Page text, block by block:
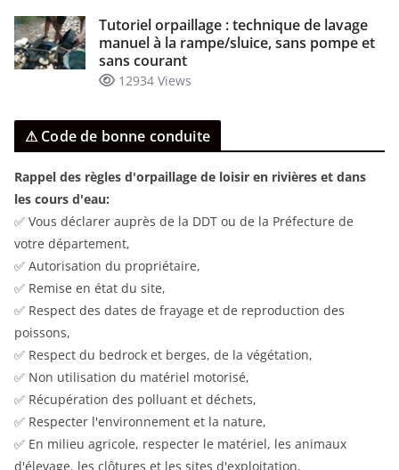
Tutoriel orpaillage : technique de lavage
manuel à la rampe/sluice, sans pompe et
sans courant
12934 Views
⚠ Code de bonne conduite
Rappel des règles d'orpaillage de loisir en rivières et dans
les cours d'eau:
✅ Vous déclarer auprès de la DDT ou de la Préfecture de
votre département,
✅ Autorisation du propriétaire,
✅ Remise en état du site,
✅ Respect des dates de frayage et de reproduction des
poissons,
✅ Respect du bedrock et berges, de la végétation,
✅ Non utilisation du matériel motorisé,
✅ Récupération des polluant et déchets,
✅ Respecter l'environnement et la nature,
✅ En milieu agricole, respecter le matériel, les animaux
d'élevage, les clôtures et les sites d'exploitation,